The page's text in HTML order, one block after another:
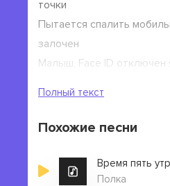
точки
Пытается спалить
залочен
Малыш, Face ID отключен
Полный текст
Похожие песни
Полка